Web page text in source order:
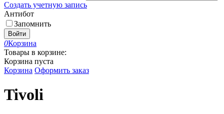
Создать учетную запись
Антибот
Запомнить
Войти
0Корзина
Товары в корзине:
Корзина пуста
Корзина Оформить заказ
Tivoli